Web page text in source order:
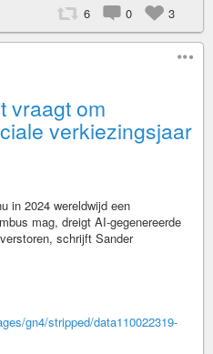
6 0 3
vraagt om
verkiezingsjaar
in 2024 wereldwijd een
mag, dreigt AI-gegenereerde
schrijft Sander
gn4/stripped/data110022319-